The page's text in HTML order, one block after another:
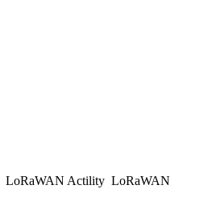
LoRaWAN Actility LoRaWAN